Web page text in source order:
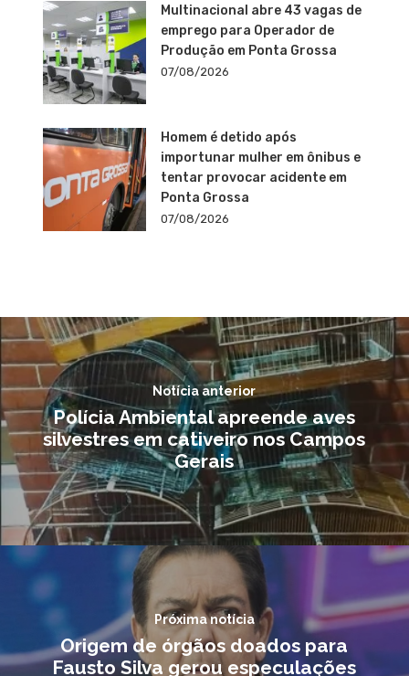
Multinacional abre 43 vagas de
emprego para Operador de
Produção em Ponta Grossa
07/08/2026
Homem é detido após
importunar mulher em ônibus e
tentar provocar acidente em
Ponta Grossa
07/08/2026
Notícia anterior
Polícia Ambiental apreende aves
silvestres em cativeiro nos Campos
Gerais
Próxima notícia
Origem de órgãos doados para
Fausto Silva gerou especulações